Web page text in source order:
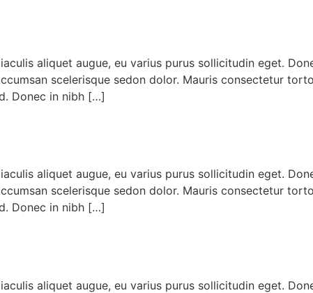
aliquet augue, eu varius purus sollicitudin eget.
scelerisque sedon dolor. Mauris consectetur
Donec in nibh […]
aliquet augue, eu varius purus sollicitudin eget.
scelerisque sedon dolor. Mauris consectetur
Donec in nibh […]
aliquet augue, eu varius purus sollicitudin eget.